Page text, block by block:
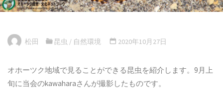
プ
松田 昆虫 / 自然環境 2020年10月27日
オホーツク地域で見ることができる昆虫を紹介します。9月上
旬に当会のkawaharaさんが撮影したものです。